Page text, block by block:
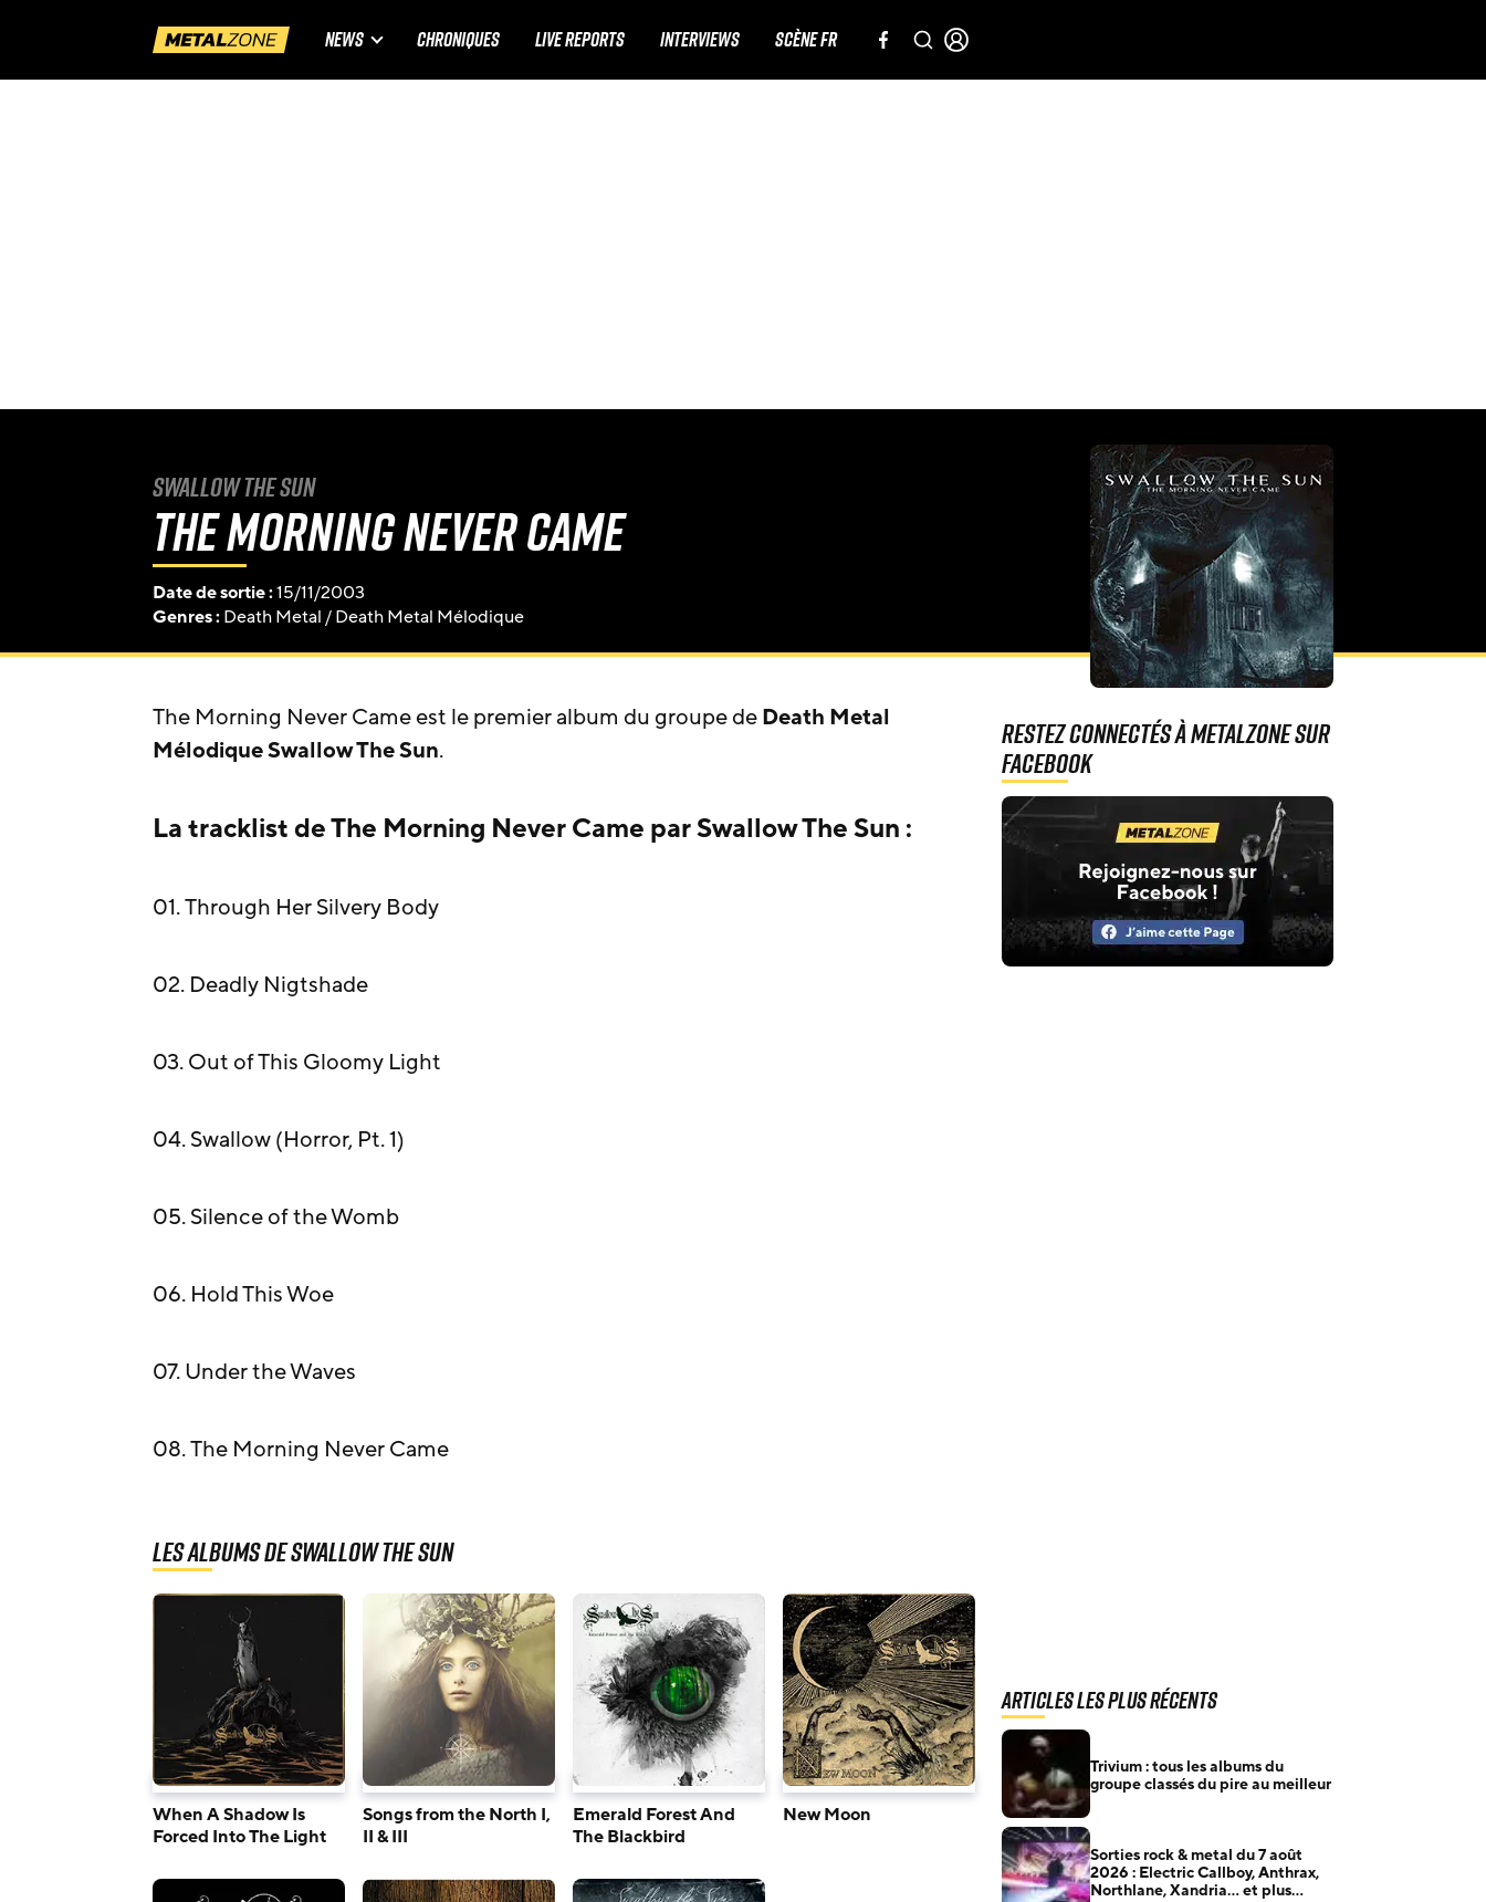
NEWS CHRONIQUES LIVE REPORTS INTERVIEWS SCÈNE FR
Swallow The Sun
The Morning Never Came
Date de sortie :15/11/2003
Genres :Death Metal/Death Metal Mélodique
The Morning Never Came est le premier album du groupe deDeath Metal
MélodiqueSwallow The Sun.
La tracklist de The Morning Never Came par Swallow The Sun :
01. Through Her Silvery Body
02. Deadly Nigtshade
03. Out of This Gloomy Light
04. Swallow (Horror, Pt. 1)
05. Silence of the Womb
06. Hold This Woe
07. Under the Waves
08. The Morning Never Came
Les albums de Swallow The Sun
When A Shadow Is
Forced Into The Light
Songs from the North I,
II & III
Emerald Forest And
The Blackbird
New Moon
Restez connectés à MetalZone sur
Facebook
Articles les plus récents
Trivium : tous les albums du
groupe classés du pire au meilleur
Sorties rock & metal du 7 août
2026 : Electric Callboy, Anthrax,
Northlane, Xandria… et plus